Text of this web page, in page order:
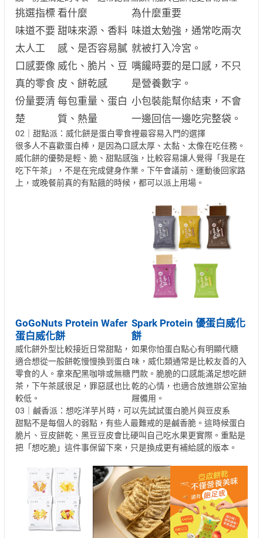
挑選指標 看什麼
為什麼重要
味道不要
太人工
甜味來源、香料
感、是否容易膩
味道太勉強，通常吃兩次
就被打入冷宮。
口感要像
真的零食
威化、脆片、豆
皮、餅乾感
嘴饞時要的是口感，不只
是營養數字。
份量要清
楚
每包重量、蛋白
質、熱量
小包裝能幫你結束，不會
一邊回信一邊吃完整袋。
02｜甜點派：威化餅是蛋白零食裡最容易入門的選擇
很多人不喜歡蛋白棒，是因為口感太厚、太黏、太像在吃任務。
威化餅的優勢是輕、脆、甜點感強，比較容易讓人覺得「我是在
吃下午茶」，不是在完成健身作業。下午會議前、運動後回家路
上，或晚餐前真的有點餓的時候，都可以派上用場。
GoGoNuts Protein Wafer
蛋白威化餅
威化餅外型比較接近日常甜點，
適合想從一般餅乾慢慢換到蛋白
零食的人。拿來配黑咖啡或無糖
茶，下午茶感很足，罪惡感也比
較低。
Spark Protein 優蛋白威化
餅
如果你怕蛋白點心有明顯代糖
味，威化類通常是比較友善的入
門款。脆脆的口感能滿足想吃餅
乾的心情，也適合放進辦公室抽
屜備用。
03｜鹹香派：想吃洋芋片時，可以先試試蛋白脆片與豆皮系
甜點不是每個人的弱點，有些人最難戒的是鹹香脆。這時候蛋白
脆片、豆皮餅乾、黑豆豆皮會比硬叫自己吃水果更實際。重點是
把「想吃脆」這件事保留下來，只是換成更有補給感的版本。